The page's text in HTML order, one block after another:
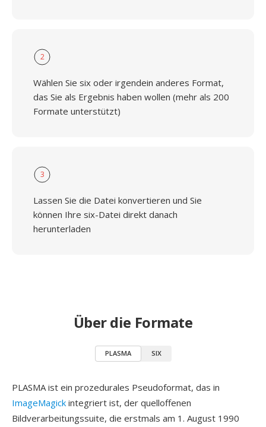
2
Wählen Sie six oder irgendein anderes Format,
das Sie als Ergebnis haben wollen (mehr als 200
Formate unterstützt)
3
Lassen Sie die Datei konvertieren und Sie
können Ihre six-Datei direkt danach
herunterladen
Über die Formate
PLASMA SIX
PLASMA ist ein prozedurales Pseudoformat, das in
ImageMagick integriert ist, der quelloffenen
Bildverarbeitungssuite, die erstmals am 1. August 1990